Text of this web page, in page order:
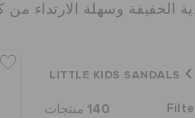
الخفيفة وسهلة الارتداء
LITTLE KIDS SANDALS
140 منتجات